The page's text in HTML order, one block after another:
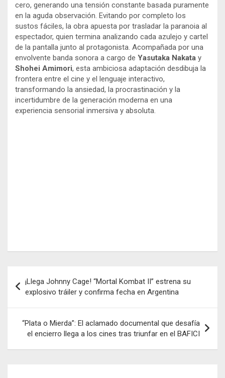
cero, generando una tensión constante basada puramente
en la aguda observación. Evitando por completo los
sustos fáciles, la obra apuesta por trasladar la paranoia al
espectador, quien termina analizando cada azulejo y cartel
de la pantalla junto al protagonista. Acompañada por una
envolvente banda sonora a cargo de Yasutaka Nakata y
Shohei Amimori, esta ambiciosa adaptación desdibuja la
frontera entre el cine y el lenguaje interactivo,
transformando la ansiedad, la procrastinación y la
incertidumbre de la generación moderna en una
experiencia sensorial inmersiva y absoluta.
de
entradas
¡Llega Johnny Cage! “Mortal Kombat II” estrena su
explosivo tráiler y confirma fecha en Argentina
“Plata o Mierda”: El aclamado documental que desafía
el encierro llega a los cines tras triunfar en el BAFICI